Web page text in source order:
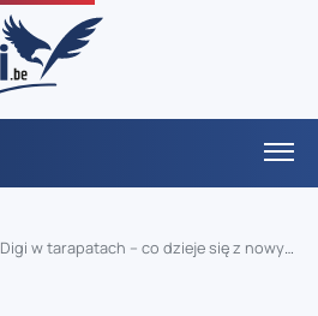
Digi w tarapatach – co dzieje się z nowym graczem na belgijskim rynku telekomunikacyjnym